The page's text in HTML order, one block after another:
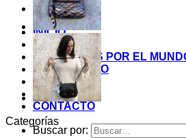
INICIO
TIENDA
MIS COSITAS POR EL
EL COMIENZO
BLOG
PAGOS
CONTACTO
Buscar por:
Categorías